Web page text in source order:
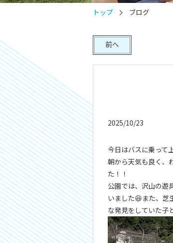
トップ ブログ
前へ
2025/10/23
今日はバスに乗って
朝から天気も良く、
た！！
公園では、沢山の遊
いました😆また、芝
な発見をしていた子